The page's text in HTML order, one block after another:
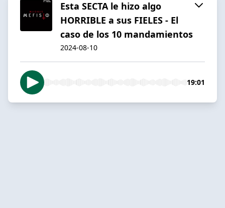
Esta SECTA le hizo algo
HORRIBLE a sus FIELES - El
caso de los 10 mandamientos
2024-08-10
19:01